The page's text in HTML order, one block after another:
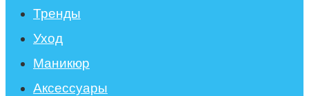
Тренды
Уход
Маникюр
Аксессуары